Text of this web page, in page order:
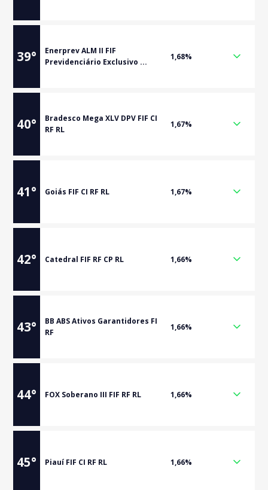
39°
Enerprev ALM II FIF
Previdenciário Exclusivo ...
1,68%
40°
Bradesco Mega XLV DPV FIF CI
RF RL
1,67%
41° Goiás FIF CI RF RL 1,67%
42° Catedral FIF RF CP RL 1,66%
43°
BB ABS Ativos Garantidores FI
RF
1,66%
44° FOX Soberano III FIF RF RL 1,66%
45° Piauí FIF CI RF RL 1,66%